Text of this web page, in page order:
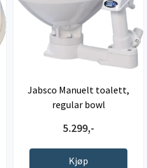
Jabsco Manuelt toalett,
regular bowl
5.299,-
Kjøp